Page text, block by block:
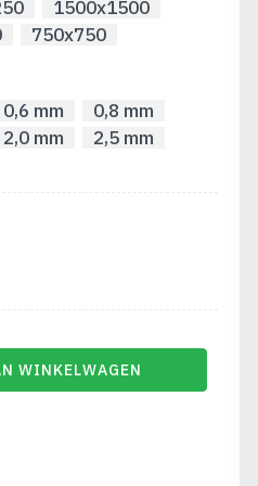
1500x1500
750x750
0,6 mm
0,8 mm
2,0 mm
2,5 mm
WINKELWAGEN